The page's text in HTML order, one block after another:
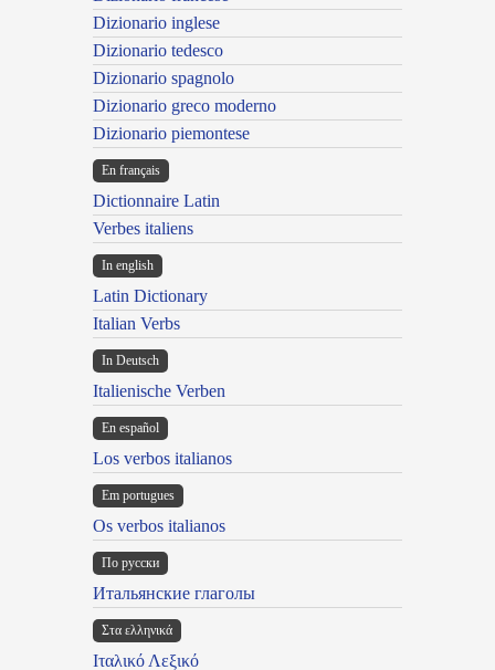
Dizionario inglese
Dizionario tedesco
Dizionario spagnolo
Dizionario greco moderno
Dizionario piemontese
En français
Dictionnaire Latin
Verbes italiens
In english
Latin Dictionary
Italian Verbs
In Deutsch
Italienische Verben
En español
Los verbos italianos
Em portugues
Os verbos italianos
По русски
Итальянские глаголы
Στα ελληνικά
Ιταλικό Λεξικό